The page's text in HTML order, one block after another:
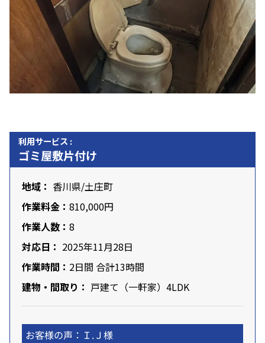
利用サービス :
ゴミ屋敷片付け
地域： 香川県/土庄町
作業料金： 810,000円
作業人数： 8
対応日： 2025年11月28日
作業時間： 2日間 合計13時間
建物・間取り： 戸建て（一軒家）4LDK
お客様の声：Ｉ.Ｊ様